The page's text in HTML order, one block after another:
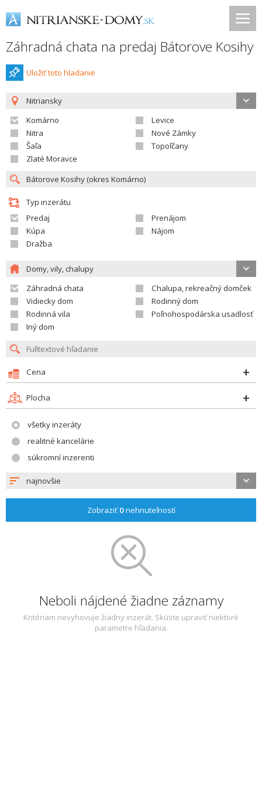
Záhradná chata na predaj Bátorove Kosihy
Uložiť toto hladanie
Nitriansky
Komárno
Levice
Nitra
Nové Zámky
Šaľa
Topoľčany
Zlaté Moravce
Typ inzerátu
Predaj
Prenájom
Kúpa
Nájom
Dražba
Domy, vily, chalupy
Záhradná chata
Chalupa, rekreačný domček
Vidiecky dom
Rodinný dom
Rodinná vila
Poľnohospodárska usadlosť
Iný dom
Cena
Plocha
všetky inzeráty
realitné kancelárie
súkromní inzerenti
najnovšie
Zobraziť0nehnuteľností
Neboli nájdené žiadne záznamy
Kritériam nevyhovuje žiadny inzerát. Skúste upraviť niektoré
parametre hľadania.